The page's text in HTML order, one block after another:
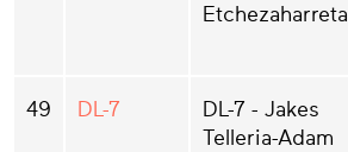
Etchezaharreta
49 DL-7
DL-7 - Jakes
Telleria-Adam